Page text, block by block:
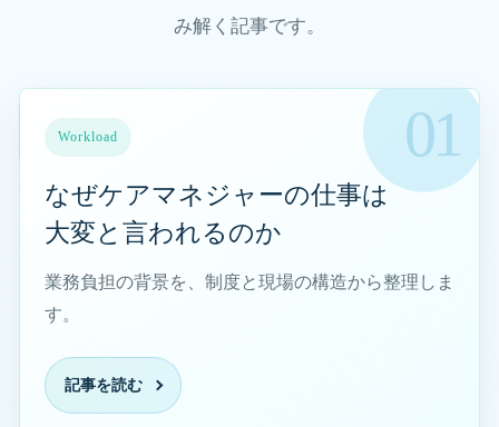
み解く記事です。
Workload
なぜケアマネジャーの仕事は
大変と言われるのか
業務負担の背景を、制度と現場の構造から整理しま
す。
記事を読む
なぜケアマネジャーの仕事は大変と言われるのかを読む